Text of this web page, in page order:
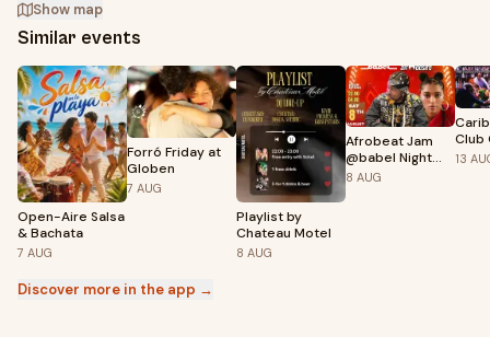
Show map
Similar events
Open-Aire Salsa
& Bachata
7 AUG
Forró Friday at
Globen
7 AUG
Playlist by
Chateau Motel
8 AUG
Afrobeat Jam
@babel Night
club Malmö
8 AUG
Club
13
Discover more in the app →